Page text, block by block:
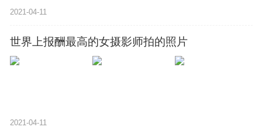
2021-04-11
世界上报酬最高的女摄影师拍的照片
2021-04-11